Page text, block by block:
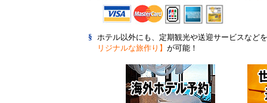
§ ホテル以外にも、定期観光や送迎サービスなど
リジナルな旅作り】 が可能！